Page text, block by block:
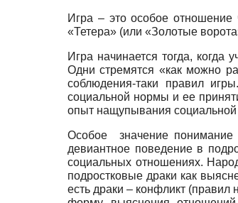
Игра – это особое отношение
«Тетера» (или «Золотые
Игра начинается тогда, когда
Одни стремятся «как можно
соблюдения-таки правил
социальной нормы и ее
опыт нащупывания
Особое значение понимание
девиантное поведение в
социальных отношениях.
подростковые драки как
есть драки – конфликт